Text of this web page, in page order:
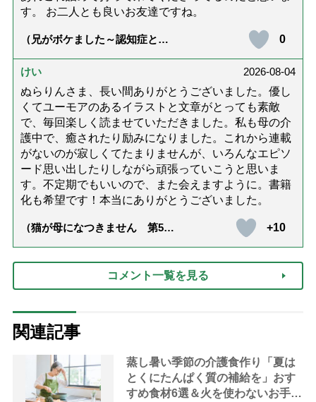
す。 お二人とも良いお友達ですね。
（兄がボケました～認知症と介
達』が届きました」）
0
けい
2026-08-04
ぬらりんさま、長い間ありがとうございました。優し
くてユーモアのあるイラストと文章がとっても素敵
で、毎回楽しく読ませていただきました。私も母の介
護中で、癒されたり励みになりました。これから連載
がないのが寂しくてたまりませんが、いろんなエピソ
ード思い出したりしながら頑張っていこうと思いま
す。不定期でもいいので、また会えますように。書籍
化も希望です！本当にありがとうございました。
（猫が母になつきません 第500
+10
コメント一覧を見る
関連記事
蒸し暑い季節の介護食作り「夏は
とくにたんぱく質の補給を」おす
すめ食材6選＆火を使わないお手軽